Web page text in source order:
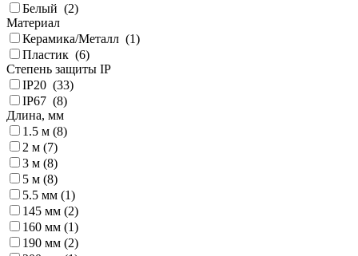
Белый (2)
Материал
Керамика/Металл (1)
Пластик (6)
Степень защиты IP
IP20 (33)
IP67 (8)
Длина, мм
1.5 м (8)
2 м (7)
3 м (8)
5 м (8)
5.5 мм (1)
145 мм (2)
160 мм (1)
190 мм (2)